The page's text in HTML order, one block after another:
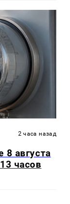
2 часа назад
8 августа
часов